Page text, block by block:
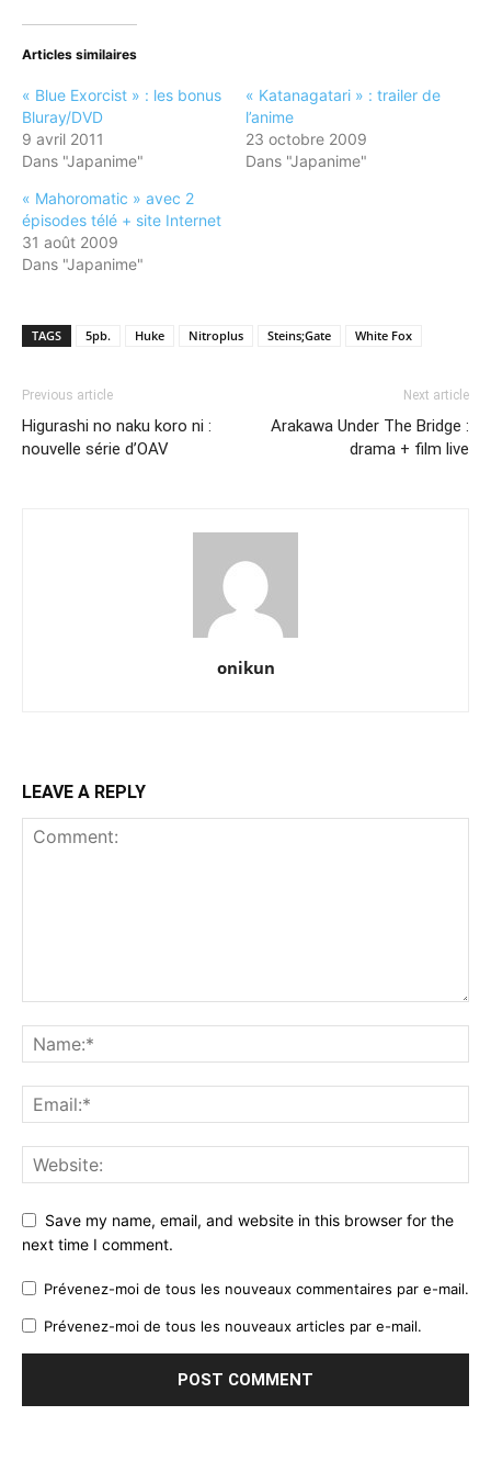
dans
nouvelle
fenêtre)
dans
nouvelle
fenêtre)
Articles similaires
« Blue Exorcist » : les bonus
Bluray/DVD
9 avril 2011
Dans "Japanime"
« Katanagatari » : trailer de
l’anime
23 octobre 2009
Dans "Japanime"
« Mahoromatic » avec 2
épisodes télé + site Internet
31 août 2009
Dans "Japanime"
TAGS 5pb. Huke Nitroplus Steins;Gate White Fox
Previous article
Higurashi no naku koro ni :
nouvelle série d’OAV
Next article
Arakawa Under The Bridge :
drama + film live
onikun
LEAVE A REPLY
Save my name, email, and website in this browser for the
next time I comment.
Prévenez-moi de tous les nouveaux commentaires par e-mail.
Prévenez-moi de tous les nouveaux articles par e-mail.